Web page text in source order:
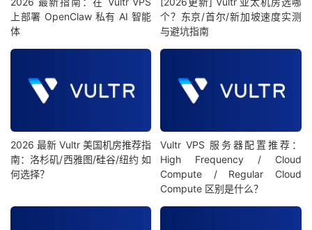
上部署 OpenClaw 私有 AI 智能
体
个？东京/首尔/新加坡速度实测
与避坑指南
2026 最新 Vultr 美国机房推荐指
南：洛杉矶/西雅图/硅谷/纽约 如
何选择？
Vultr VPS 服务器配置推荐：
High Frequency / Cloud
Compute / Regular Cloud
Compute 区别是什么？